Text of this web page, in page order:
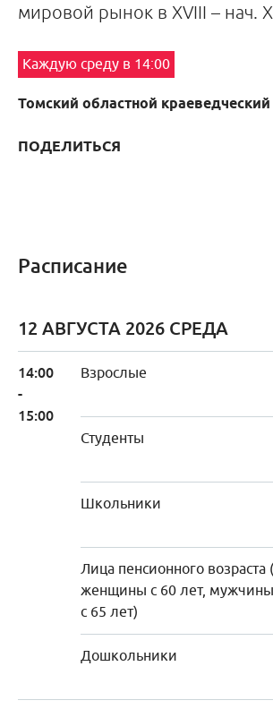
мировой рынок в XVIII – нач.
Каждую среду в 14:00
Томский областной
ПОДЕЛИТЬСЯ
Расписание
12 АВГУСТА 2026 СРЕДА
14:00
-
15:00
Взрослые
Студенты
Школьники
Лица пенсионного возраста (
женщины с 60 лет, мужчины
с 65 лет)
Дошкольники